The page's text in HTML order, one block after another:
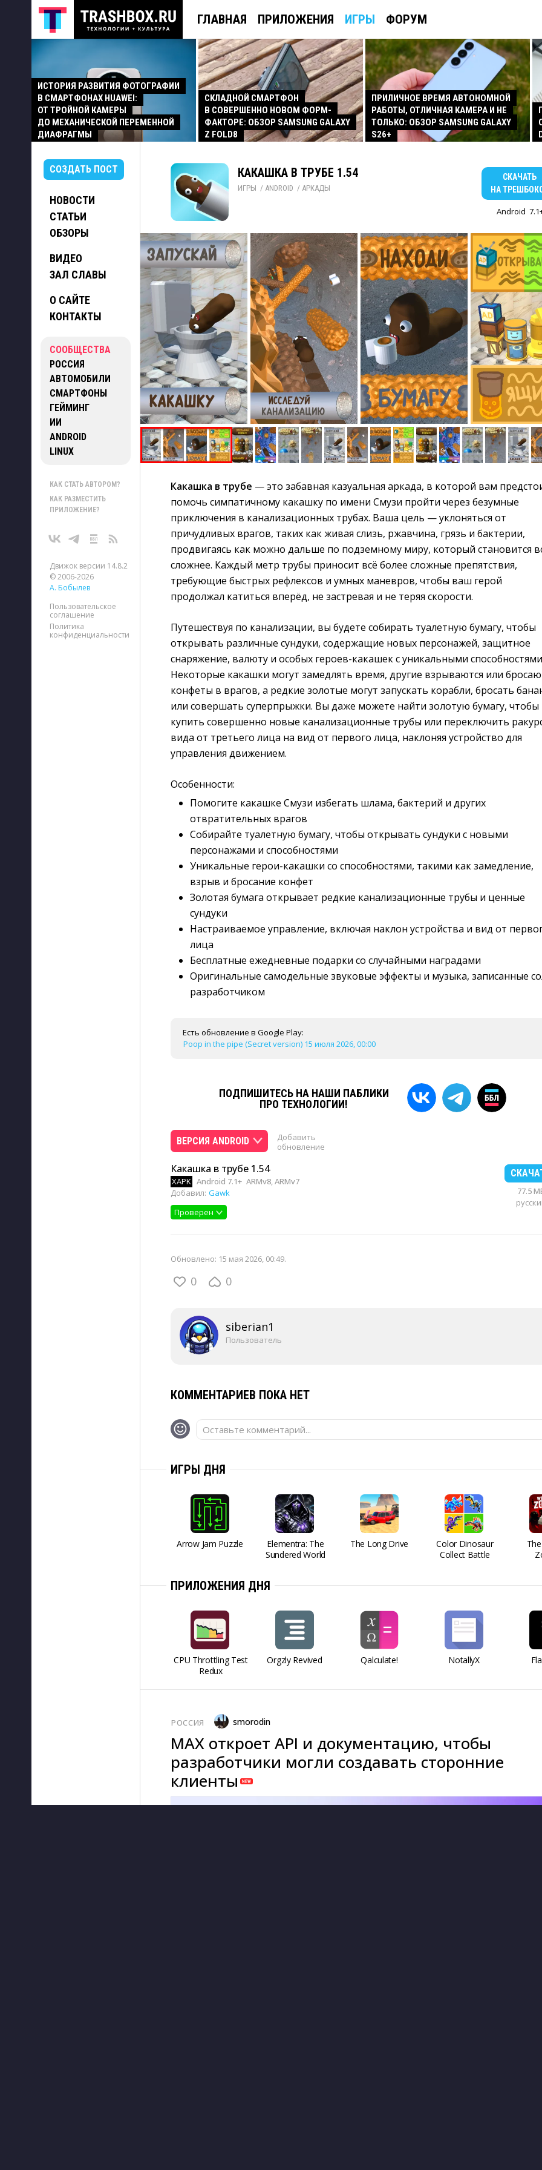
ГЛАВНАЯ ПРИЛОЖЕНИЯ ИГРЫ ФОРУМ
ИСТОРИЯ РАЗВИТИЯ ФОТОГРАФИИ
В СМАРТФОНАХ HUAWEI:
ОТ ТРОЙНОЙ КАМЕРЫ
ДО МЕХАНИЧЕСКОЙ ПЕРЕМЕННОЙ
ДИАФРАГМЫ
СКЛАДНОЙ СМАРТФОН
В СОВЕРШЕННО НОВОМ ФОРМ-
ФАКТОРЕ: ОБЗОР SAMSUNG GALAXY
Z FOLD8
ПРИЛИЧНОЕ ВРЕМЯ АВТОНОМНОЙ
РАБОТЫ, ОТЛИЧНАЯ КАМЕРА И НЕ
ТОЛЬКО: ОБЗОР SAMSUNG GALAXY
S26+
СОЗДАТЬ ПОСТ
НОВОСТИ
СТАТЬИ
ОБЗОРЫ
ВИДЕО
ЗАЛ СЛАВЫ
О САЙТЕ
КОНТАКТЫ
СООБЩЕСТВА
РОССИЯ
АВТОМОБИЛИ
СМАРТФОНЫ
ГЕЙМИНГ
ИИ
ANDROID
LINUX
КАК СТАТЬ АВТОРОМ?
КАК РАЗМЕСТИТЬ
ПРИЛОЖЕНИЕ?
Движок версии 14.8.2
© 2006-2026
А. Бобылев
Пользовательское
соглашение
Политика
конфиденциальности
КАКАШКА В ТРУБЕ 1.54
ИГРЫ / ANDROID / АРКАДЫ
СКАЧАТЬ
НА
Android
Какашка в трубе — это забавная казуальная аркада, в которой вам
помочь симпатичному какашку по имени Смузи пройти через безумные
приключения в канализационных трубах. Ваша цель — уклоняться от
причудливых врагов, таких как живая слизь, ржавчина, грязь и бактерии,
продвигаясь как можно дальше по подземному миру, который становится
сложнее. Каждый метр трубы приносит всё более сложные препятствия,
требующие быстрых рефлексов и умных маневров, чтобы ваш герой
продолжал катиться вперёд, не застревая и не теряя скорости.
Путешествуя по канализации, вы будете собирать туалетную бумагу, чтобы
открывать различные сундуки, содержащие новых персонажей, защитное
снаряжение, валюту и особых героев-какашек с уникальными
Некоторые какашки могут замедлять время, другие взрываются или
конфеты в врагов, а редкие золотые могут запускать корабли, бросать
или совершать суперпрыжки. Вы даже можете найти золотую бумагу, чтобы
купить совершенно новые канализационные трубы или переключить
вида от третьего лица на вид от первого лица, наклоняя устройство для
управления движением.
Особенности:
Помогите какашке Смузи избегать шлама, бактерий и других
отвратительных врагов
Собирайте туалетную бумагу, чтобы открывать сундуки с новыми
персонажами и способностями
Уникальные герои-какашки со способностями, такими как замедление,
взрыв и бросание конфет
Золотая бумага открывает редкие канализационные трубы и ценные
сундуки
Настраиваемое управление, включая наклон устройства и вид от
лица
Бесплатные ежедневные подарки со случайными наградами
Оригинальные самодельные звуковые эффекты и музыка, записанные
разработчиком
Есть обновление в Google Play:
Poop in the pipe (Secret version) 15 июля 2026, 00:00
ПОДПИШИТЕСЬ НА НАШИ ПАБЛИКИ
ПРО ТЕХНОЛОГИИ!
ВЕРСИЯ ANDROID
Добавить
обновление
Какашка в трубе 1.54
XAPK Android 7.1+ ARMv8, ARMv7
Добавил: Gawk
Проверен
77.5
Обновлено: 15 мая 2026, 00:49.
0 0
siberian1
Пользователь
КОММЕНТАРИЕВ ПОКА НЕТ
Оставьте комментарий...
ИГРЫ ДНЯ
Arrow Jam Puzzle
Elementra: The
Sundered World
The Long Drive
Color Dinosaur
Collect Battle
ПРИЛОЖЕНИЯ ДНЯ
CPU Throttling Test
Redux
Orgzly Revived Qalculate! NotallyX
РОССИЯ smorodin
MAX откроет API и документацию, чтобы
разработчики могли создавать сторонние
клиенты